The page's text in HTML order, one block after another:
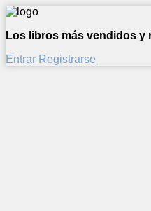
Los libros más vendidos y
Entrar Registrarse